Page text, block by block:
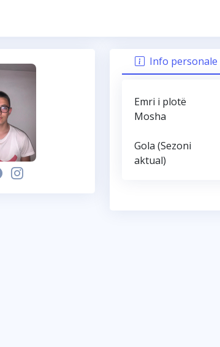
Info personale
Emri i plotë
Mosha
Gola (Sezoni
aktual)